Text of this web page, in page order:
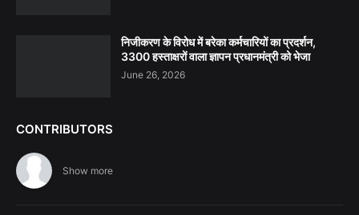
निजीकरण के विरोध में बरेका कर्मचारियों का प्रदर्शन,
3300 हस्ताक्षरों वाला ज्ञापन प्रधानमंत्री को भेजा
June 26, 2026
CONTRIBUTORS
Show more